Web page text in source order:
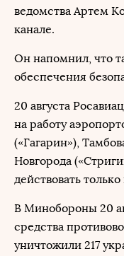
ведомства Артем
канале.
Он напомнил, что
обеспечения
20 августа
на работу
(«Гагарин»),
Новгорода
действовать
В Минобороны 20
средства
уничтожили 217